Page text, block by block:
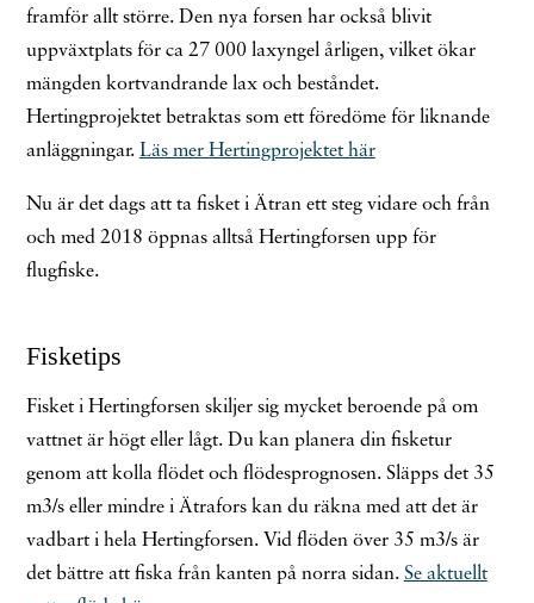
framför allt större. Den nya forsen har också blivit
uppväxtplats för ca 27 000 laxyngel årligen, vilket ökar
mängden kortvandrande lax och beståndet.
Hertingprojektet betraktas som ett föredöme för liknande
anläggningar. Läs mer Hertingprojektet här
Nu är det dags att ta fisket i Ätran ett steg vidare och från
och med 2018 öppnas alltså Hertingforsen upp för
flugfiske.
Fisketips
Fisket i Hertingforsen skiljer sig mycket beroende på om
vattnet är högt eller lågt. Du kan planera din fisketur
genom att kolla flödet och flödesprognosen. Släpps det 35
m3/s eller mindre i Ätrafors kan du räkna med att det är
vadbart i hela Hertingforsen. Vid flöden över 35 m3/s är
det bättre att fiska från kanten på norra sidan. Se aktuellt